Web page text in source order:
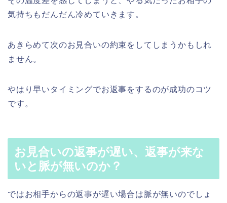
気持ちもだんだん冷めていきます。
あきらめて次のお見合いの約束をしてしまうかもしれ
ません。
やはり早いタイミングでお返事をするのが成功のコツ
です。
お見合いの返事が遅い、返事が来な
いと脈が無いのか？
ではお相手からの返事が遅い場合は脈が無いのでしょ